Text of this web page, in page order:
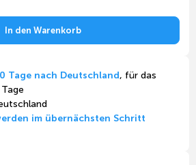
In den Warenkorb
Tage nach Deutschland, für das
im übernächsten Schritt